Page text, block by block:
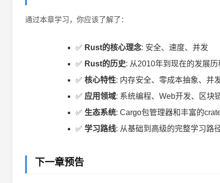
通过本章学习，你应该了解了：
✅ Rust的核心理念: 安全、速度、并发
✅ Rust的历史: 从2010年到现在的发展历
✅核心特性: 内存安全、零成本抽象、并
✅ 应用领域: 系统编程、Web开发、区块
✅ 生态系统: Cargo包管理器和丰富的
✅ 学习路线: 从基础到高级的完整学习路
下一章预告